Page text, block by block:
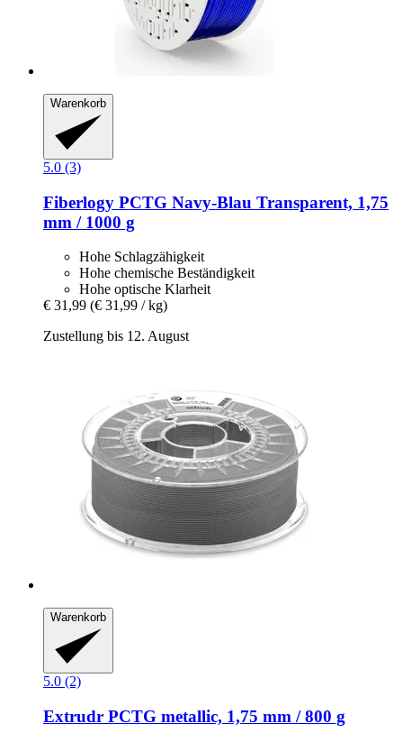
Warenkorb
5.0 (3)
Fiberlogy PCTG Navy-​Blau Transparent, 1,75
mm / 1000 g
Hohe Schlagzähigkeit
Hohe chemische Beständigkeit
Hohe optische Klarheit
€ 31,99 (€ 31,99 / kg)
Zustellung bis 12. August
Warenkorb
5.0 (2)
Extrudr PCTG metallic, 1,75 mm / 800 g